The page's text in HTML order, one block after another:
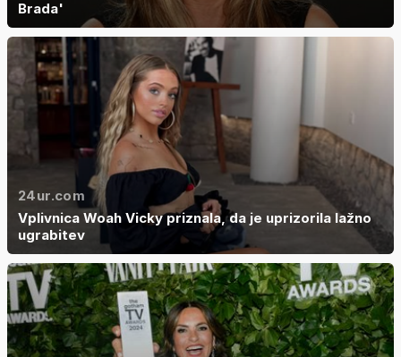
Brada'
24ur.com
Vplivnica Woah Vicky priznala, da je uprizorila lažno
ugrabitev